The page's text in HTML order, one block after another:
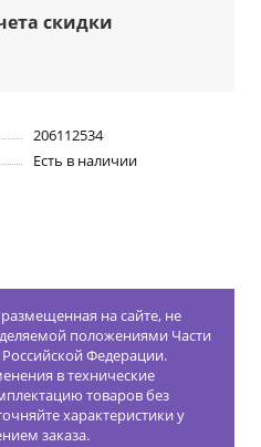
скидки
206112534
Есть в наличии
на сайте, не
положениями Части
Российской Федерации.
в технические
товаров без
характеристики у
заказа.